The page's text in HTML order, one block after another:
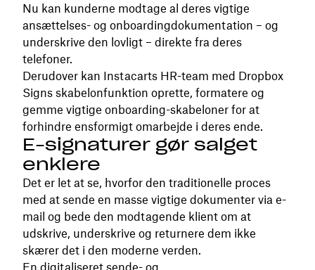
Nu kan kunderne modtage al deres vigtige
ansættelses- og onboardingdokumentation – og
underskrive den lovligt – direkte fra deres
telefoner.
Derudover kan Instacarts HR-team med Dropbox
Signs skabelonfunktion oprette, formatere og
gemme vigtige onboarding-skabeloner for at
forhindre ensformigt omarbejde i deres ende.
E-signaturer gør salget
enklere
Det er let at se, hvorfor den traditionelle proces
med at sende en masse vigtige dokumenter via e-
mail og bede den modtagende klient om at
udskrive, underskrive og returnere dem ikke
skærer det i den moderne verden.
En digitaliseret sende- og